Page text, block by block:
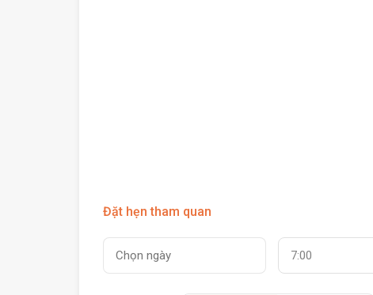
Đặt hẹn tham quan
7:00